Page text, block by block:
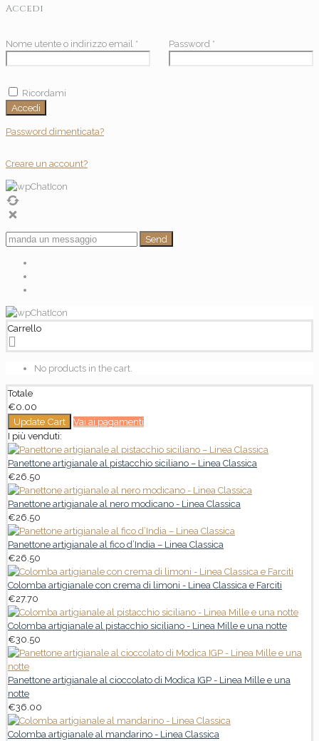
Accedi
Nome utente o indirizzo email * Password *
Ricordami
Accedi
Password dimenticata?
Creare un account?
Send
Carrello
No products in the cart.
Totale
€0.00
Update Cart
Vai ai pagamenti
I più venduti:
Panettone artigianale al pistacchio siciliano – Linea Classica
€26.50
Panettone artigianale al nero modicano - Linea Classica
€26.50
Panettone artigianale al fico d’India – Linea Classica
€26.50
Colomba artigianale con crema di limoni - Linea Classica e Farciti
€27.70
Colomba artigianale al pistacchio siciliano - Linea Mille e una notte
€30.50
Panettone artigianale al cioccolato di Modica IGP - Linea Mille e una
notte
€36.00
Colomba artigianale al mandarino - Linea Classica